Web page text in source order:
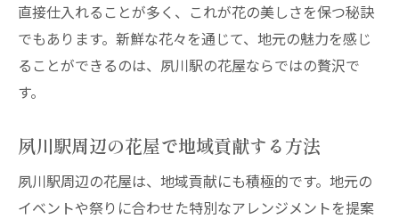
直接仕入れることが多く、これが花の美しさを保つ秘訣
でもあります。新鮮な花々を通じて、地元の魅力を感じ
ることができるのは、夙川駅の花屋ならではの贅沢で
す。
夙川駅周辺の花屋で地域貢献する方法
夙川駅周辺の花屋は、地域貢献にも積極的です。地元の
イベントや祭りに合わせた特別なアレンジメントを提案